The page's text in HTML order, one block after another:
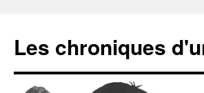
Les chroniques